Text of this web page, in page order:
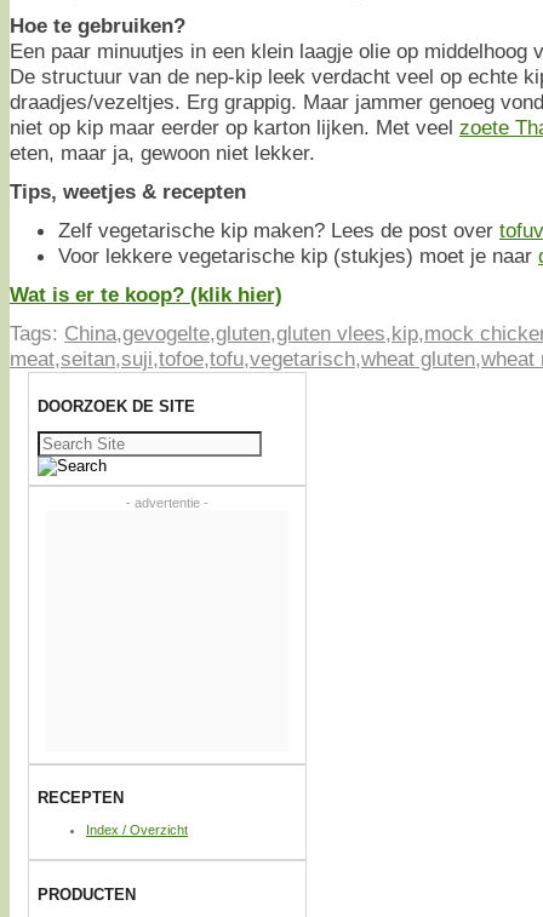
Hoe te gebruiken?
Een paar minuutjes in een klein laagje olie op middelhoog
De structuur van de nep-kip leek verdacht veel op echte
draadjes/vezeltjes. Erg grappig. Maar jammer genoeg
niet op kip maar eerder op karton lijken. Met veel zoete
eten, maar ja, gewoon niet lekker.
Tips, weetjes & recepten
Zelf vegetarische kip maken? Lees de post over
Voor lekkere vegetarische kip (stukjes) moet je naar
Wat is er te koop? (klik hier)
Tags: China,gevogelte,gluten,gluten vlees,kip,mock
meat,seitan,suji,tofoe,tofu,vegetarisch,wheat gluten,wheat
DOORZOEK DE SITE
Zoeken
naar:
- advertentie -
RECEPTEN
Index / Overzicht
PRODUCTEN